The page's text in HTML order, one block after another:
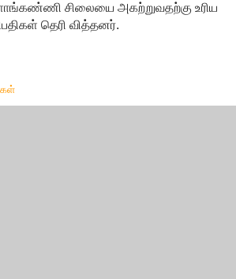
சிலையை அகற்றுவதற்கு உரிய
தெரி வித்தனர்.